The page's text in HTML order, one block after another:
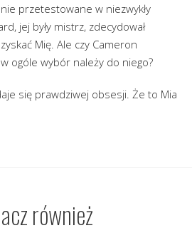
przetestowane w niezwykły
jej były mistrz, zdecydował
Mię. Ale czy Cameron
ogóle wybór należy do niego?
się prawdziwej obsesji. Że to Mia
również